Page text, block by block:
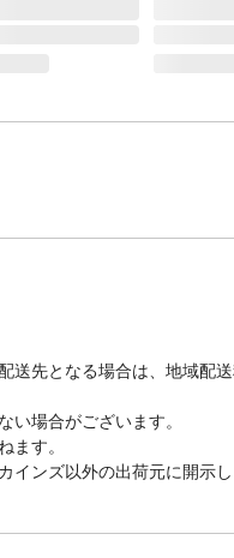
送先となる場合は、地域配
い場合がございます。
ます。
インズ以外の出荷元に開示